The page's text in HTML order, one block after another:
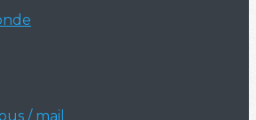
/ mail